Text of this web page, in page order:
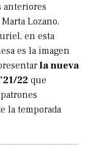
anteriores
Lozano,
en esta
es la imagen
la nueva
22 que
la temporada